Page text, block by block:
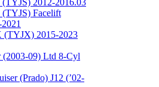
(TYJS) Facelift
(TYJX) 2015-2023
(2003-09) Ltd 8-Cyl
(Prado) J12 (’02-